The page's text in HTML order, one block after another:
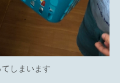
しまいます